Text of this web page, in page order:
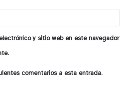
y sitio web en este navegador
comentarios a esta entrada.